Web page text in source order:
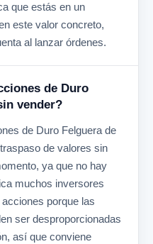
que estás en un
este valor concreto,
al lanzar órdenes.
de Duro
vender?
de Duro Felguera de
de valores sin
ya que no hay
muchos inversores
porque las
ser desproporcionadas
así que conviene